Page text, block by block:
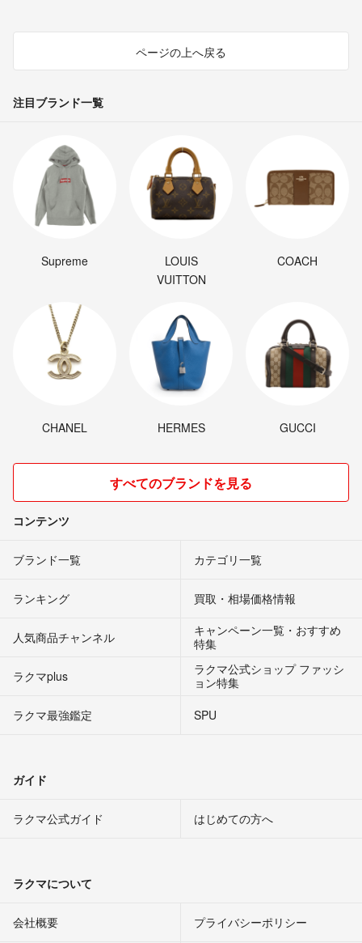
ページの上へ戻る
注目ブランド一覧
Supreme
LOUIS
VUITTON
COACH
CHANEL HERMES GUCCI
すべてのブランドを見る
コンテンツ
ブランド一覧 カテゴリ一覧
ランキング 買取・相場価格情報
人気商品チャンネル
キャンペーン一覧・おすすめ
特集
ラクマplus
ラクマ公式ショップ ファッシ
ョン特集
ラクマ最強鑑定
SPU
ガイド
ラクマ公式ガイド はじめての方へ
ラクマについて
会社概要 プライバシーポリシー